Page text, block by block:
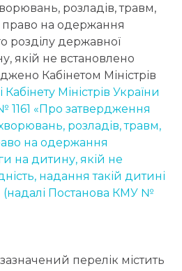
розладів, травм,
право на одержання
розділу державної
якій не встановлено
Кабінетом Міністрів
Кабінету Міністрів України
1161 «Про затвердження
розладів, травм,
на одержання
на дитину, якій не
надання такій дитині
(надалі Постанова КМУ №
перелік містить